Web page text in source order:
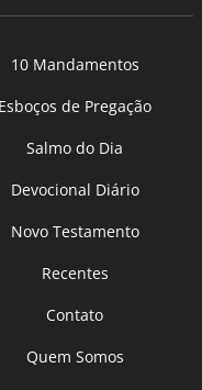
10 Mandamentos
Esboços de Pregação
Salmo do Dia
Devocional Diário
Novo Testamento
Recentes
Contato
Quem Somos